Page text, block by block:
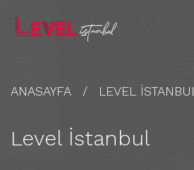
ANASAYFA LEVEL İSTANBUL
Level İstanbul